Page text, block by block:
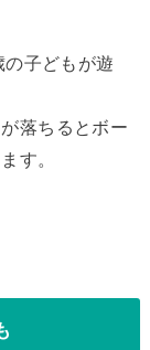
子どもが遊
落ちるとボー
す。